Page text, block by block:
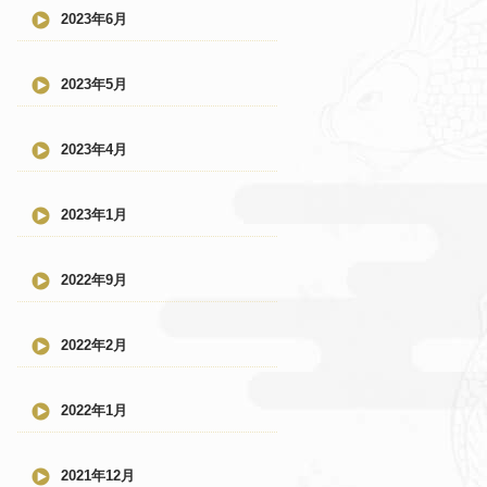
2023年6月
2023年5月
2023年4月
2023年1月
2022年9月
2022年2月
2022年1月
2021年12月